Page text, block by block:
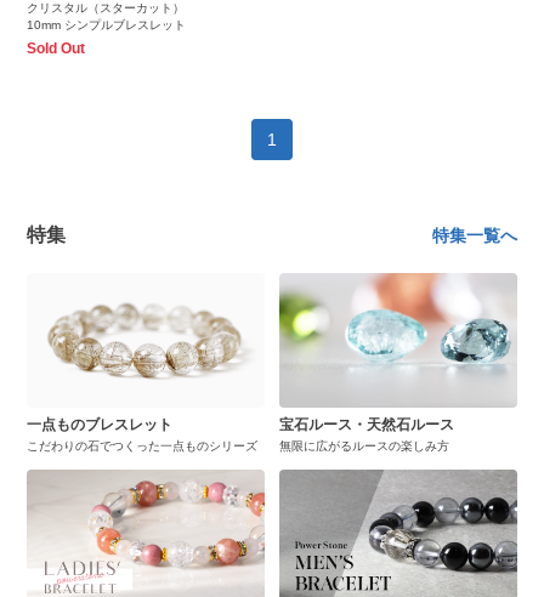
クリスタル（スターカット）
10mm シンプルブレスレット
Sold Out
1
特集 特集一覧へ
一点ものブレスレット
こだわりの石でつくった一点ものシリーズ
宝石ルース・天然石ルース
無限に広がるルースの楽しみ方